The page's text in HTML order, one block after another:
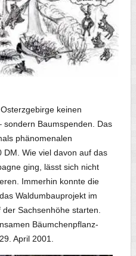
keinen
sondern Baumspenden. Das
phänomenalen
Wie viel davon auf das
ging, lässt sich nicht
Immerhin konnte die
Waldumbauprojekt im
Sachsenhöhe starten.
Bäumchenpflanz-
April 2001.